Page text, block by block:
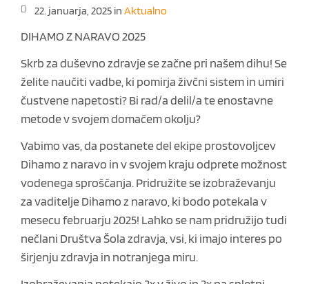
22. januarja, 2025 in Aktualno
DIHAMO Z NARAVO 2025
Skrb za duševno zdravje se začne pri našem dihu! Se
želite naučiti vadbe, ki pomirja živčni sistem in umiri
čustvene napetosti? Bi rad/a delil/a te enostavne
metode v svojem domačem okolju?
Vabimo vas, da postanete del ekipe prostovoljcev
Dihamo z naravo in v svojem kraju odprete možnost
vodenega sproščanja. Pridružite se izobraževanju
za vaditelje Dihamo z naravo, ki bodo potekala v
mesecu februarju 2025! Lahko se nam pridružijo tudi
nečlani Društva Šola zdravja, vsi, ki imajo interes po
širjenju zdravja in notranjega miru.